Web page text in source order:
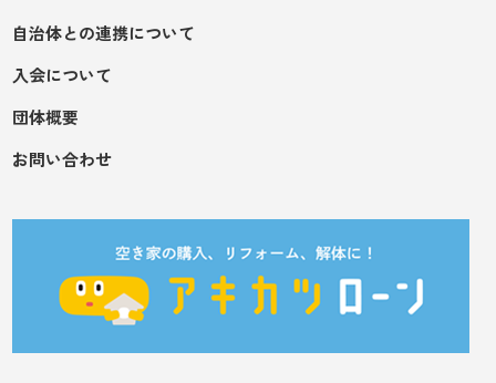
自治体との連携について
入会について
団体概要
お問い合わせ